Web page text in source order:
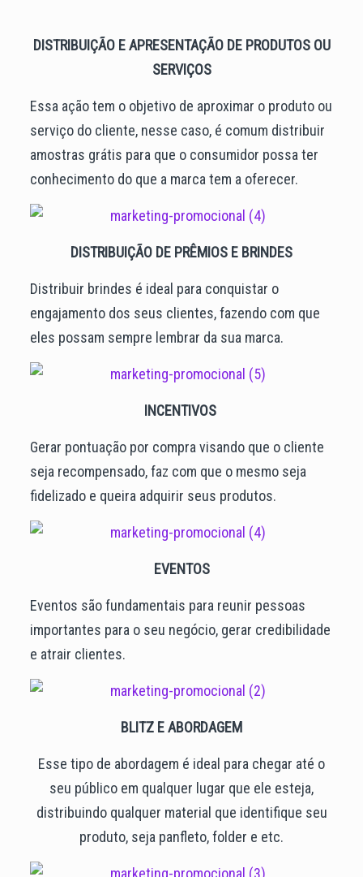
DISTRIBUIÇÃO E APRESENTAÇÃO DE PRODUTOS OU
SERVIÇOS
Essa ação tem o objetivo de aproximar o produto ou
serviço do cliente, nesse caso, é comum distribuir
amostras grátis para que o consumidor possa ter
conhecimento do que a marca tem a oferecer.
DISTRIBUIÇÃO DE PRÊMIOS E BRINDES
Distribuir brindes é ideal para conquistar o
engajamento dos seus clientes, fazendo com que
eles possam sempre lembrar da sua marca.
INCENTIVOS
Gerar pontuação por compra visando que o cliente
seja recompensado, faz com que o mesmo seja
fidelizado e queira adquirir seus produtos.
EVENTOS
Eventos são fundamentais para reunir pessoas
importantes para o seu negócio, gerar credibilidade
e atrair clientes.
BLITZ E ABORDAGEM
Esse tipo de abordagem é ideal para chegar até o
seu público em qualquer lugar que ele esteja,
distribuindo qualquer material que identifique seu
produto, seja panfleto, folder e etc.